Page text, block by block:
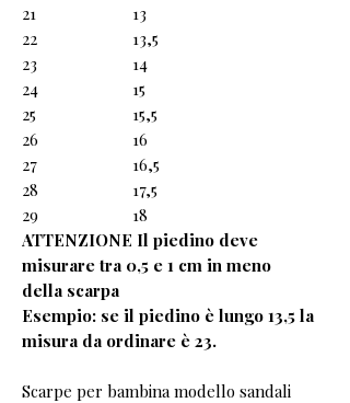
21
13
22
13,5
23
14
24
15
25
15,5
26
16
27
16,5
28
17,5
29
18
ATTENZIONE Il piedino deve
misurare tra 0,5 e 1 cm in meno
della scarpa
Esempio: se il piedino è lungo 13,5 la
misura da ordinare è 23.
Scarpe per bambina modello sandali